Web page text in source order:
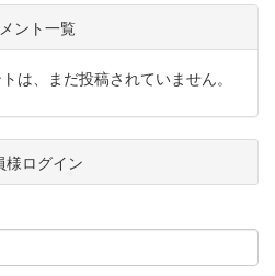
ント一覧
は、まだ投稿されていません。
様ログイン